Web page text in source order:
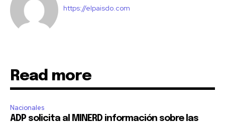
https://elpaisdo.com
Read more
Nacionales
ADP solicita al MINERD información sobre las